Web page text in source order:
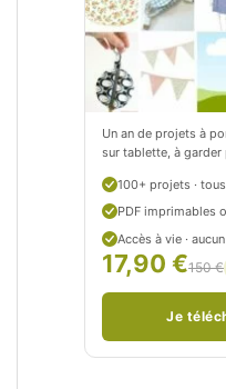
t
C
i
t
r
n
/
i
t
c
i
t
o
n
c
o
Un an de projets à
sur tablette, à garder
100+ projets ·
PDF imprimables
Accès à vie ·
17,90 €150 €
Je